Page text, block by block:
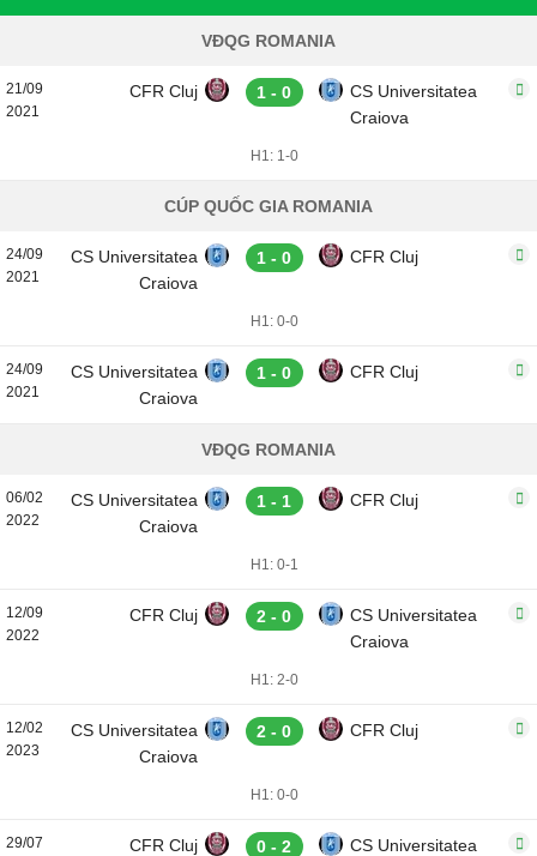
VĐQG ROMANIA
21/09
2021
CFR Cluj 1 - 0
CS Universitatea
Craiova
H1: 1-0
CÚP QUỐC GIA ROMANIA
24/09
2021
CS Universitatea
Craiova
1 - 0 CFR Cluj
H1: 0-0
24/09
2021
CS Universitatea
Craiova
1 - 0 CFR Cluj
VĐQG ROMANIA
06/02
2022
CS Universitatea
Craiova
1 - 1 CFR Cluj
H1: 0-1
12/09
2022
CFR Cluj 2 - 0
CS Universitatea
Craiova
H1: 2-0
12/02
2023
CS Universitatea
Craiova
2 - 0 CFR Cluj
H1: 0-0
29/07
CFR Cluj 0 - 2
CS Universitatea